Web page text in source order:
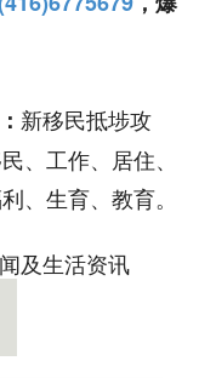
新移民抵埗攻
、工作、居住、
、生育、教育。
及生活资讯